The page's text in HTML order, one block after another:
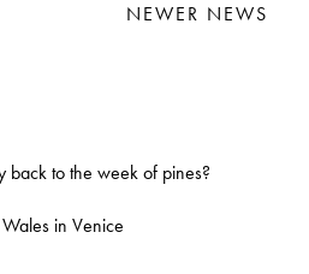
NEWER NEWS
back to the week of pines?
in Venice